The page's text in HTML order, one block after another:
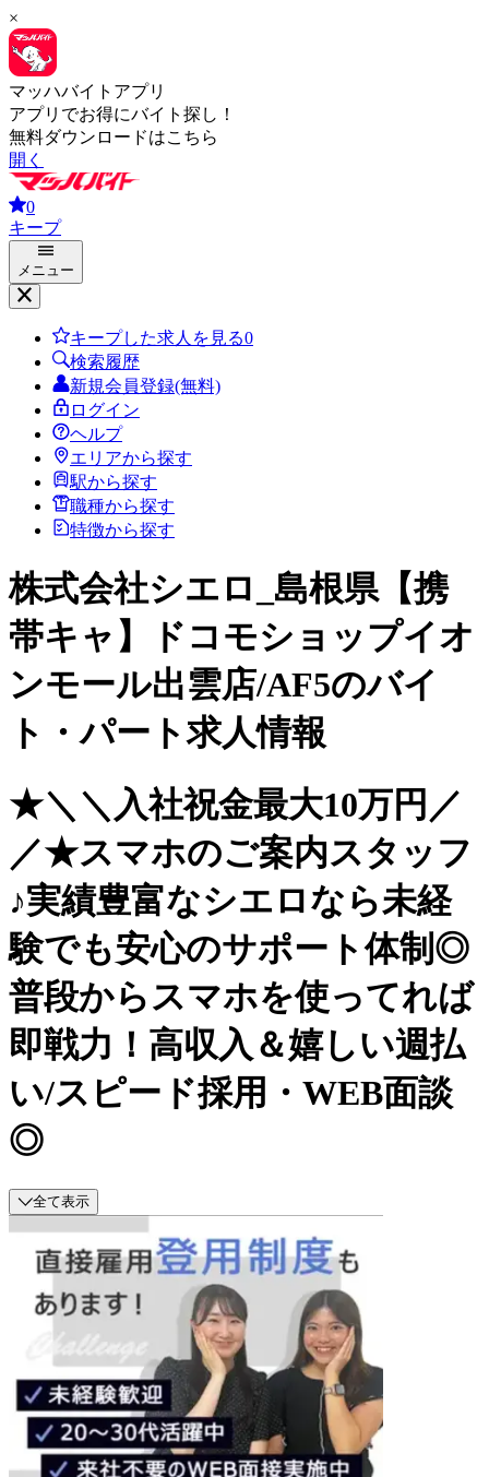
×
マッハバイトアプリ
アプリでお得にバイト探し！
無料ダウンロードはこちら
開く
0
キープ
メニュー
キープした求人を見る0
検索履歴
新規会員登録(無料)
ログイン
ヘルプ
エリアから探す
駅から探す
職種から探す
特徴から探す
株式会社シエロ_島根県【携
帯キャ】ドコモショップイオ
ンモール出雲店/AF5のバイ
ト・パート求人情報
★＼＼入社祝金最大10万円／
／★スマホのご案内スタッフ
♪実績豊富なシエロなら未経
験でも安心のサポート体制◎
普段からスマホを使ってれば
即戦力！高収入＆嬉しい週払
い/スピード採用・WEB面談
◎
全て表示